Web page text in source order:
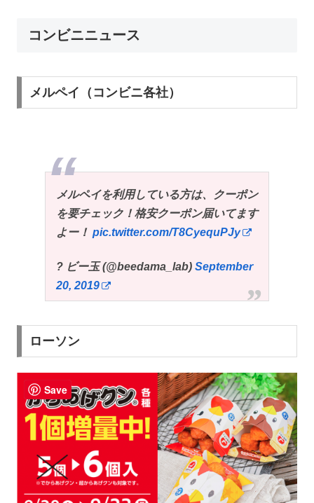
コンビニニュース
メルペイ（コンビニ各社）
メルペイを利用している方は、クーポン
を要チェック！格安クーポン届いてます
よー！ pic.twitter.com/T8CyequPJy
? ビー玉 (@beedama_lab) September
20, 2019
ローソン
Save